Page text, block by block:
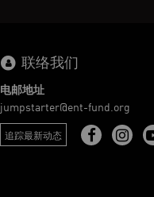
联络我们
电邮地址
jumpstarter@ent-fund.org
追踪最新动态